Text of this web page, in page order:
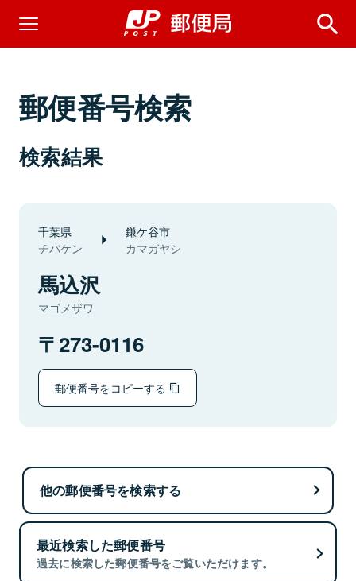
郵便番号検索
検索結果
千葉県
チバケン
鎌ケ谷市
カマガヤシ
馬込沢
マゴメザワ
273-0116
郵便番号をコピーする
他の郵便番号を検索する
最近検索した郵便番号
過去に検索した郵便番号をご覧いただけます。